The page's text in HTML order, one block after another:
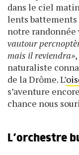
dans le ciel
lents battements
notre
vautour
mais il reviendra»
naturaliste
de la Drôme. L’
s’aventure
chance nous
L’orchestre